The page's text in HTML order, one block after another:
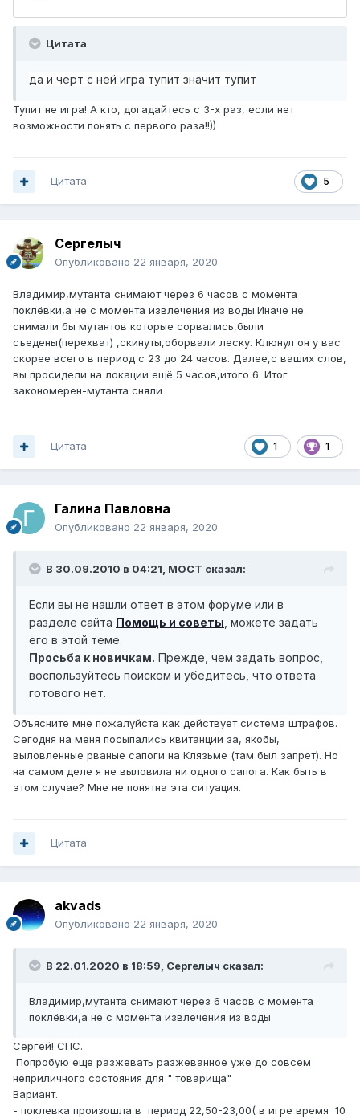
Цитата
да и черт с ней игра тупит значит тупит
Тупит не игра! А кто, догадайтесь с 3-х раз, если нет
возможности понять с первого раза!!))
5
Цитата
Сергелыч
Опубликовано 22 января, 2020
Владимир,мутанта снимают через 6 часов с момента
поклёвки,а не с момента извлечения из воды.Иначе не
снимали бы мутантов которые сорвались,были
съедены(перехват) ,скинуты,оборвали леску. Клюнул он у вас
скорее всего в период с 23 до 24 часов. Далее,с ваших слов,
вы просидели на локации ещё 5 часов,итого 6. Итог
закономерен-мутанта сняли
1 1
Цитата
Галина Павловна
Опубликовано 22 января, 2020
В 30.09.2010 в 04:21, MOCT сказал:
Если вы не нашли ответ в этом форуме или в
разделе сайта Помощь и советы , можете задать
его в этой теме.
Просьба к новичкам. Прежде, чем задать вопрос,
воспользуйтесь поиском и убедитесь, что ответа
готового нет.
Объясните мне пожалуйста как действует система штрафов.
Сегодня на меня посыпались квитанции за, якобы,
выловленные рваные сапоги на Клязьме (там был запрет). Но
на самом деле я не выловила ни одного сапога. Как быть в
этом случае? Мне не понятна эта ситуация.
Цитата
akvads
Опубликовано 22 января, 2020
В 22.01.2020 в 18:59, Сергелыч сказал:
Владимир,мутанта снимают через 6 часов с момента
поклёвки,а не с момента извлечения из воды
Сергей! СПС.
Попробую еще разжевать разжеванное уже до совсем
неприличного состояния для " товарища"
Вариант.
- поклевка произошла в период 22,50-23,00( в игре время 10